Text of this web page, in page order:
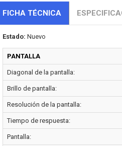
FICHA TÉCNICA
Estado: Nuevo
PANTALLA
Diagonal de la pantalla:
Brillo de pantalla:
Resolución de la pantalla:
Tiempo de respuesta:
Pantalla: